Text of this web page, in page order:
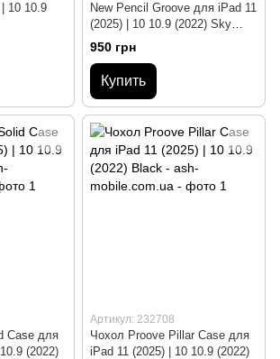
10 10.9
New Pencil Groove для iPad 11
(2025) | 10 10.9 (2022) Sky
Blue
950 грн
Купить
Case для
(2022)
Артикул: 232708
Чохол Proove Pillar Case для
iPad 11 (2025) | 10 10.9 (2022)